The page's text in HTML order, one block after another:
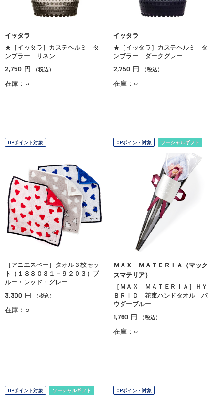
イッタラ
★［イッタラ］カステヘルミ タ
ンブラー リネン
2,750 円 （税込）
在庫：○
イッタラ
★［イッタラ］カステヘルミ タ
ンブラー ダークグレー
2,750 円 （税込）
在庫：○
OPポイント対象
［アニエスベー］タオル３枚セッ
ト（１８８０８１－９２０３）ブ
ルー・レッド・グレー
3,300 円 （税込）
在庫：○
OPポイント対象 ソーシャルギフト
ＭＡＸ ＭＡＴＥＲＩＡ（マック
スマテリア）
［ＭＡＸ ＭＡＴＥＲＩＡ］ＨＹ
ＢＲＩＤ 花束ハンドタオル パ
ウダーブルー
1,760 円 （税込）
在庫：○
OPポイント対象 ソーシャルギフト OPポイント対象